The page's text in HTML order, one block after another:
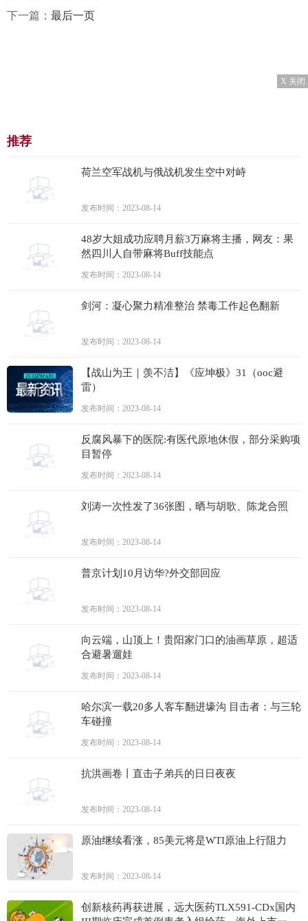
下一篇： 最后一页
X 关闭
推荐
荷兰空军战机与俄战机发生空中对峙
发布时间：2023-08-14
48岁大姐成功应聘月薪3万麻将主播，网友：果
然四川人自带麻将Buff技能点
发布时间：2023-08-14
剑河：凝心聚力精准整治 禁毒工作起色翻新
发布时间：2023-08-14
【战山为王｜羡不洁】《应坤极》31（ooc避
雷）
发布时间：2023-08-14
反腐风暴下的医院:有医代原地休假，部分采购项
目暂停
发布时间：2023-08-14
刘涛一次性发了36张图，晒与胡歌、陈龙合照
发布时间：2023-08-14
普京计划10月访华?外交部回应
发布时间：2023-08-14
向云端，山顶上！贵阳家门口的油画草原，超适
合避暑遛娃
发布时间：2023-08-14
哈尔滨一载20多人客车翻进壕沟 目击者：与三轮
车碰撞
发布时间：2023-08-14
抗洪画卷丨直击子弟兵的日日夜夜
发布时间：2023-08-14
原油继续看涨，85美元将是WTI原油上行阻力
发布时间：2023-08-14
创新核药再获进展，远大医药TLX591-CDx国内